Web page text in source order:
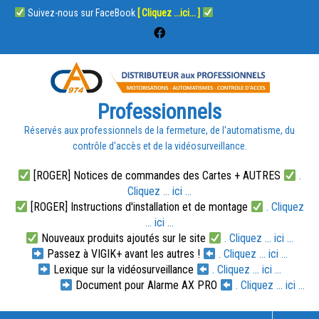
Suivez-nous sur FaceBook [ Cliquez ...ici... ]
Professionnels
Réservés aux professionnels de la fermeture, de l'automatisme, du
contrôle d'accès et de la vidéosurveillance.
[ROGER] Notices de commandes des Cartes + AUTRES
.
Cliquez ... ici ...
[ROGER] Instructions d'installation et de montage
. Cliquez
... ici ...
Nouveaux produits ajoutés sur le site
. Cliquez ... ici ...
Passez à VIGIK+ avant les autres !
. Cliquez ... ici ...
Lexique sur la vidéosurveillance
. Cliquez ... ici ...
Document pour Alarme AX PRO
. Cliquez ... ici ...